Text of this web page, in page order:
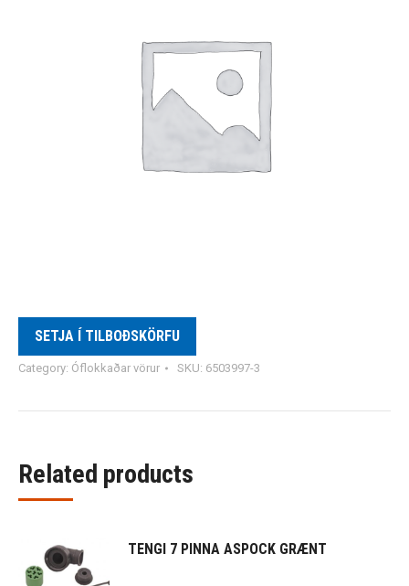
SETJA Í TILBOÐSKÖRFU
Category: Óflokkaðar vörur SKU: 6503997-3
Related products
TENGI 7 PINNA ASPOCK GRÆNT